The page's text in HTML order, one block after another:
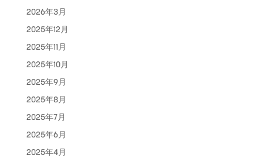
2026年3月
2025年12月
2025年11月
2025年10月
2025年9月
2025年8月
2025年7月
2025年6月
2025年4月